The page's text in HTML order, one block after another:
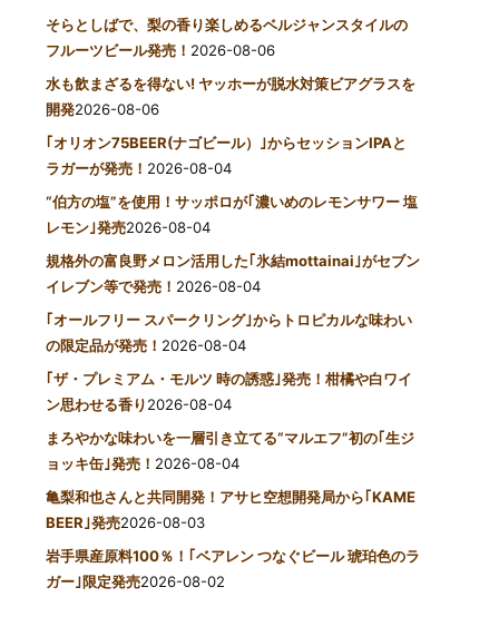
そらとしばで、梨の香り楽しめるベルジャンスタイルの
フルーツビール発売！ 2026-08-06
水も飲まざるを得ない! ヤッホーが脱水対策ビアグラスを
開発2026-08-06
｢オリオン75BEER(ナゴビール）｣からセッションIPAと
ラガーが発売！ 2026-08-04
“伯方の塩”を使用！サッポロが｢濃いめのレモンサワー 塩
レモン｣発売2026-08-04
規格外の富良野メロン活用した｢氷結mottainai｣がセブン
イレブン等で発売！ 2026-08-04
｢オールフリー スパークリング｣からトロピカルな味わい
の限定品が発売！ 2026-08-04
｢ザ・プレミアム・モルツ 時の誘惑｣発売！柑橘や白ワイ
ン思わせる香り2026-08-04
まろやかな味わいを一層引き立てる“マルエフ”初の｢生ジ
ョッキ缶｣発売！ 2026-08-04
亀梨和也さんと共同開発！アサヒ空想開発局から｢KAME
BEER｣発売2026-08-03
岩手県産原料100％！｢ベアレン つなぐビール 琥珀色のラ
ガー｣限定発売2026-08-02